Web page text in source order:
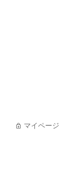
マイページ